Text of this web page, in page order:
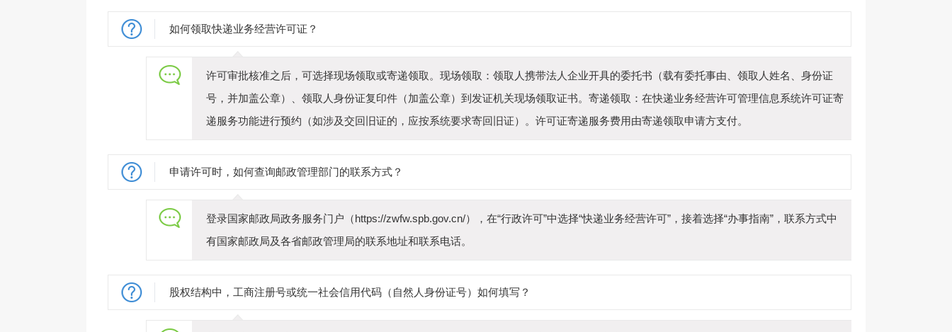
如何领取快递业务经营许可证？
许可审批核准之后，可选择现场领取或寄递领取。现场领取：领取人携带法人企业开具的委托书（载有委托事由、领取人姓名、身份证
号，并加盖公章）、领取人身份证复印件（加盖公章）到发证机关现场领取证书。寄递领取：在快递业务经营许可管理信息系统许可证寄
递服务功能进行预约（如涉及交回旧证的，应按系统要求寄回旧证）。许可证寄递服务费用由寄递领取申请方支付。
申请许可时，如何查询邮政管理部门的联系方式？
登录国家邮政局政务服务门户（https://zwfw.spb.gov.cn/），在“行政许可”中选择“快递业务经营许可”，接着选择“办事指南”，联系方式中
有国家邮政局及各省邮政管理局的联系地址和联系电话。
股权结构中，工商注册号或统一社会信用代码（自然人身份证号）如何填写？